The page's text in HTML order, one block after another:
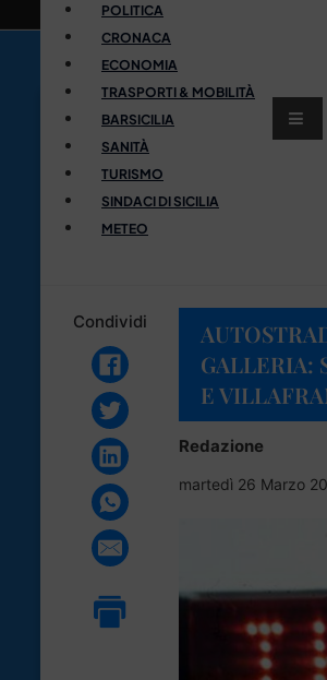
POLITICA
CRONACA
ECONOMIA
TRASPORTI & MOBILITÀ
BARSICILIA
SANITÀ
TURISMO
SINDACI DI SICILIA
METEO
Condividi
GALLERIA:
E
Redazione
martedì 26 Marzo